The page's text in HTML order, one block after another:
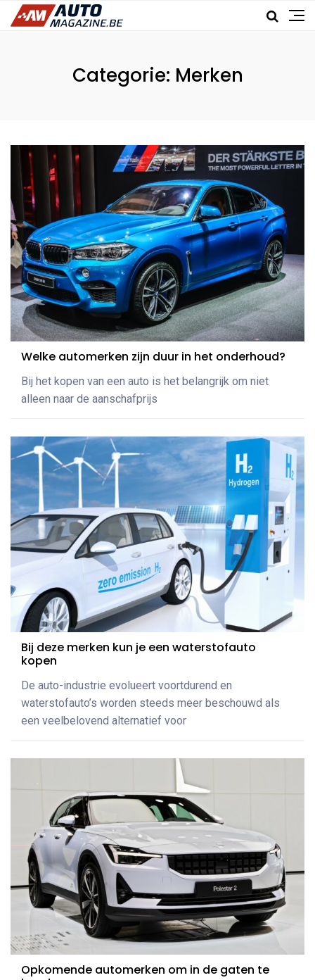
Categorie: Merken
Welke automerken zijn duur in het onderhoud?
Bij het kopen van een auto is het belangrijk om niet
alleen naar de aanschafprijs
Bij deze merken kun je een waterstofauto
kopen
De auto-industrie evolueert voortdurend en
waterstofauto’s worden steeds meer beschouwd als
een veelbelovend alternatief voor
Opkomende automerken om in de gaten te